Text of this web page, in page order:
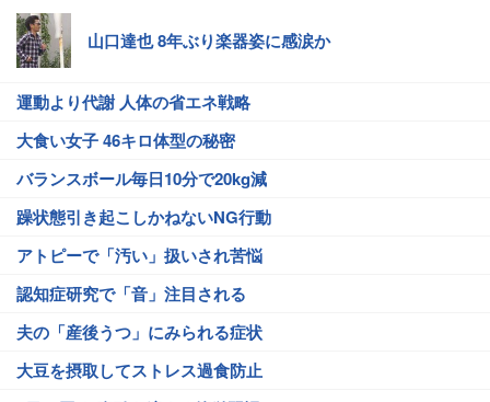
山口達也 8年ぶり楽器姿に感涙か
運動より代謝 人体の省エネ戦略
大食い女子 46キロ体型の秘密
バランスボール毎日10分で20kg減
躁状態引き起こしかねないNG行動
アトピーで「汚い」扱いされ苦悩
認知症研究で「音」注目される
夫の「産後うつ」にみられる症状
大豆を摂取してストレス過食防止